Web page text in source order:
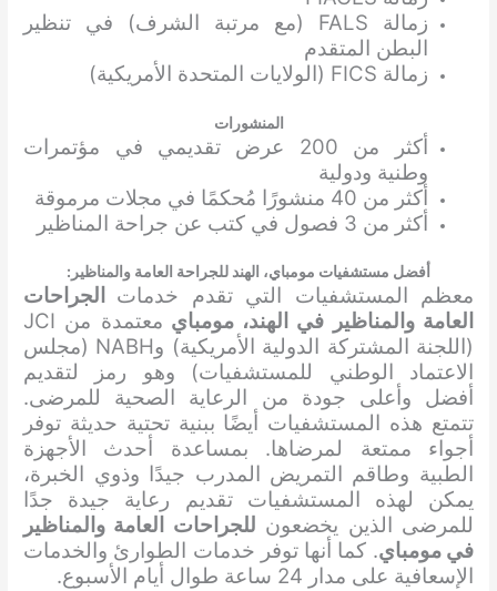
زمالة FALS (مع مرتبة الشرف) في تنظير
البطن المتقدم
زمالة FICS (الولايات المتحدة الأمريكية)
المنشورات
أكثر من 200 عرض تقديمي في مؤتمرات
وطنية ودولية
أكثر من 40 منشورًا مُحكمًا في مجلات مرموقة
أكثر من 3 فصول في كتب عن جراحة المناظير
أفضل مستشفيات مومباي، الهند للجراحة العامة والمناظير :
معظم المستشفيات التي تقدم خدمات الجراحات
العامة والمناظير في الهند، مومباي
معتمدة من JCI
(اللجنة المشتركة الدولية الأمريكية) وNABH (مجلس
الاعتماد الوطني للمستشفيات) وهو رمز لتقديم
أفضل وأعلى جودة من الرعاية الصحية للمرضى.
تتمتع هذه المستشفيات أيضًا ببنية تحتية حديثة توفر
أجواء ممتعة لمرضاها. بمساعدة أحدث الأجهزة
الطبية وطاقم التمريض المدرب جيدًا وذوي الخبرة،
يمكن لهذه المستشفيات تقديم رعاية جيدة جدًا
للمرضى الذين يخضعون للجراحات العامة والمناظير
في مومباي. كما أنها توفر خدمات الطوارئ والخدمات
الإسعافية على مدار 24 ساعة طوال أيام الأسبوع.